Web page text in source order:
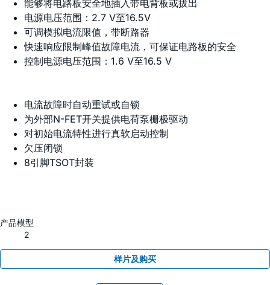
能够将电路板安全地插入带电背板或拔出
电源电压范围：2.7 V至16.5V
可调模拟电流限值，带断路器
快速响应限制峰值故障电流，可保证电路板的安全
控制电源电压范围：1.6 V至16.5 V
电流故障时自动重试或自锁
为外部N-FET开关提供电荷泵栅极驱动
对初始电流特性进行真软启动控制
欠压闭锁
8引脚TSOT封装
产品模型
2
样片及购买